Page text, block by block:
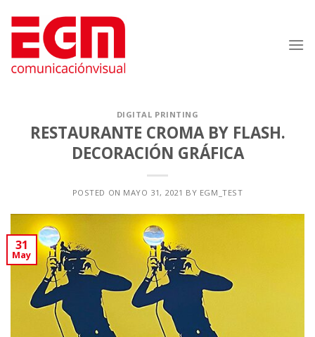
contenido
DIGITAL PRINTING
RESTAURANTE CROMA BY FLASH.
DECORACIÓN GRÁFICA
POSTED ON MAYO 31, 2021 BY EGM_TEST
31
May